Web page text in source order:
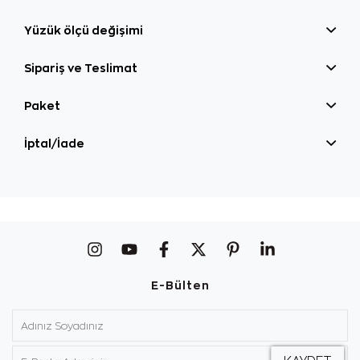
Yüzük ölçü değişimi
Sipariş ve Teslimat
Paket
İptal/İade
E-Bülten